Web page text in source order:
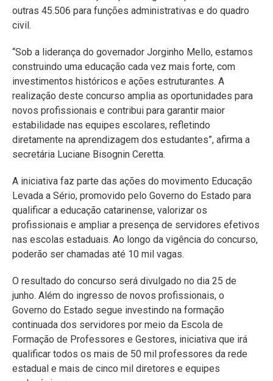
outras 45.506 para funções administrativas e do quadro
civil.
“Sob a liderança do governador Jorginho Mello, estamos
construindo uma educação cada vez mais forte, com
investimentos históricos e ações estruturantes. A
realização deste concurso amplia as oportunidades para
novos profissionais e contribui para garantir maior
estabilidade nas equipes escolares, refletindo
diretamente na aprendizagem dos estudantes”, afirma a
secretária Luciane Bisognin Ceretta.
A iniciativa faz parte das ações do movimento Educação
Levada a Sério, promovido pelo Governo do Estado para
qualificar a educação catarinense, valorizar os
profissionais e ampliar a presença de servidores efetivos
nas escolas estaduais. Ao longo da vigência do concurso,
poderão ser chamadas até 10 mil vagas.
O resultado do concurso será divulgado no dia 25 de
junho. Além do ingresso de novos profissionais, o
Governo do Estado segue investindo na formação
continuada dos servidores por meio da Escola de
Formação de Professores e Gestores, iniciativa que irá
qualificar todos os mais de 50 mil professores da rede
estadual e mais de cinco mil diretores e equipes